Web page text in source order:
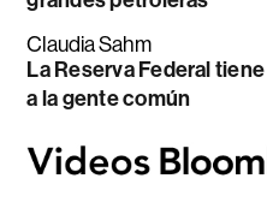
Claudia Sahm
La Reserva Federal
a la gente común